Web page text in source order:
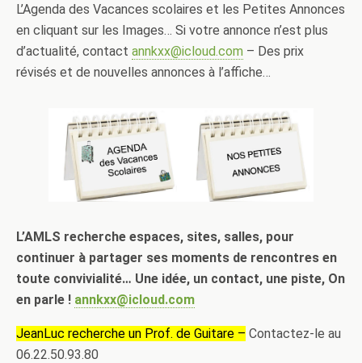
L’Agenda des Vacances scolaires et les Petites Annonces
en cliquant sur les Images… Si votre annonce n’est plus
d’actualité, contact annkxx@icloud.com – Des prix
révisés et de nouvelles annonces à l’affiche…
L’AMLS recherche espaces, sites, salles, pour
continuer à partager ses moments de rencontres en
toute convivialité… Une idée, un contact, une piste, On
en parle ! annkxx@icloud.com
JeanLuc recherche un Prof. de Guitare – Contactez-le au
06.22.50.93.80